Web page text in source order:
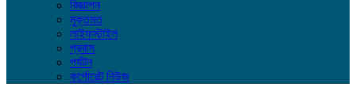
বিজ্ঞাপন
মুক্তমত
লাইফস্টাইল
প্রবাস
পর্যটন
কর্পোরেট নিউজ